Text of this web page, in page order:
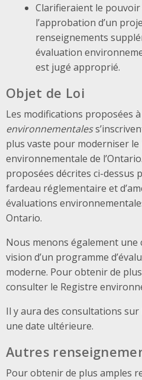
Clarifieraient le
l’approbation d’un
renseignements
évaluation
est jugé approprié.
Objet de Loi
Les modifications proposées
environnementales
plus vaste pour moderniser
environnementale de
proposées décrites ci-dessus
fardeau réglementaire et
évaluations
Ontario.
Nous menons également
vision d’un programme
moderne. Pour obtenir de
consulter le Registre
Il y aura des consultations
une date ultérieure.
Autres
Pour obtenir de plus amples